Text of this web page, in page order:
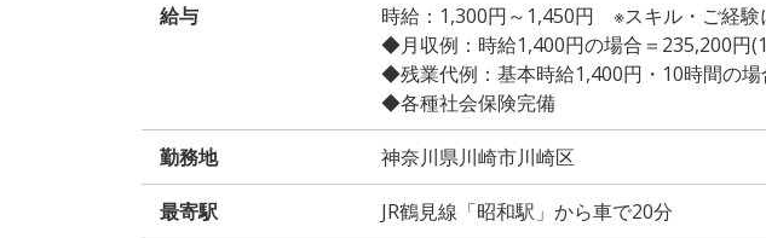
給与
時給：1,300円～1,450円 ※スキル・ご経験
◆月収例：時給1,400円の場合＝235,200円
◆残業代例：基本時給1,400円・10時間の場
◆各種社会保険完備
勤務地 神奈川県川崎市川崎区
最寄駅 JR鶴見線「昭和駅」から車で20分